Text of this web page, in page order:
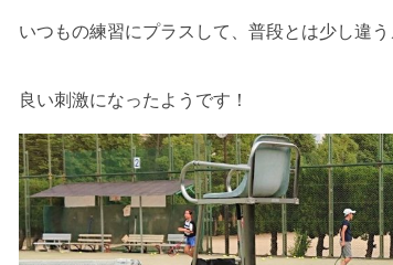
いつもの練習にプラスして、普段とは少し違
良い刺激になったようです！